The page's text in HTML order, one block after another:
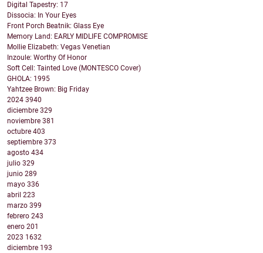
Digital Tapestry: 17
Dissocia: In Your Eyes
Front Porch Beatnik: Glass Eye
Memory Land: EARLY MIDLIFE COMPROMISE
Mollie Elizabeth: Vegas Venetian
Inzoule: Worthy Of Honor
Soft Cell: Tainted Love (MONTESCO Cover)
GHOLA: 1995
Yahtzee Brown: Big Friday
2024 3940
diciembre 329
noviembre 381
octubre 403
septiembre 373
agosto 434
julio 329
junio 289
mayo 336
abril 223
marzo 399
febrero 243
enero 201
2023 1632
diciembre 193